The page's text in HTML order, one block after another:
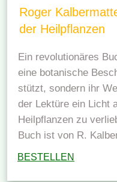
Roger
der Heilpflanzen
Ein revolutionäres
eine botanische
stützt, sondern ihr
der Lektüre ein Licht
Heilpflanzen zu
Buch ist von R.
BESTELLEN